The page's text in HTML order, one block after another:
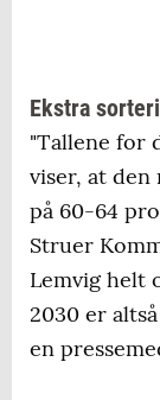
Ekstra
"Tallene for
viser, at den
på 60-64
Struer
Lemvig helt
2030 er
en